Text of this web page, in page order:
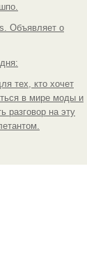
Объявляет о
тех, кто хочет
в мире моды и
разговор на эту